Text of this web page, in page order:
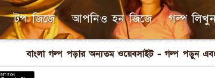
টপ জিজে আপনিও হন জিজে গল্প
বাংলা গল্প পড়ার অন্যতম ওয়েবসাইট - গল্প পড়ুন